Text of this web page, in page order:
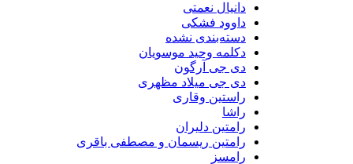
دانیال نعمتی
داوود فشکی
دسته‌بندی نشده
دکلمه وحید موسویان
دی جی آرگون
دی جی میلاد مظهری
راستین وقاری
رامتین دلیران
رامتین ریسمان و مصطفی باقری